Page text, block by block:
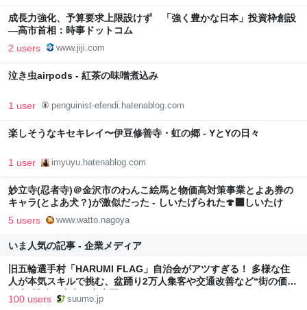
成長力強化、予算要求上限設けず 「強く豊かな日本」投資枠創設
―高市首相：時事ドットコム
2 users www.jiji.com
泣き虫airpods - 紅茶の味噌煮込み
1 user penguinist-efendi.hatenablog.com
楽しそうなキセキレイ〜伊豆修善寺・虹の郷 - YとYの日々
1 user imyuyu.hatenablog.com
妙立寺(忍者寺)＠金沢市のわんこ絵馬と物価高対策事業とよあ券の
キャラ(とよあ犬？)が激似だった - しいたげられた🍄‍🟫しいたけ
5 users www.watto.nagoya
いま人気の記事 - 企業メディア
旧五輪選手村「HARUMI FLAG」自治会がアツすぎる！ 多様な住
人が本気スキルで挑む、盆踊り2万人集客や交通改善など“街の価値
向上”戦略 東京・中央区
100 users suumo.jp